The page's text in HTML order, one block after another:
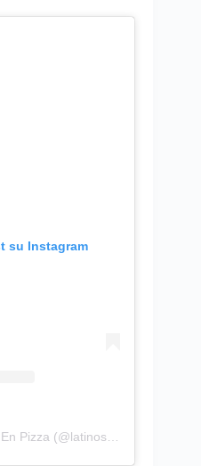
su Instagram
Un post condiviso da Latinos En Pizza (@latinosenpizza)